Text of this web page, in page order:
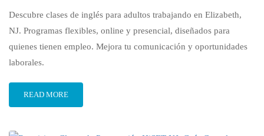
Descubre clases de inglés para adultos trabajando en Elizabeth,
NJ. Programas flexibles, online y presencial, diseñados para
quienes tienen empleo. Mejora tu comunicación y oportunidades
laborales.
READ MORE